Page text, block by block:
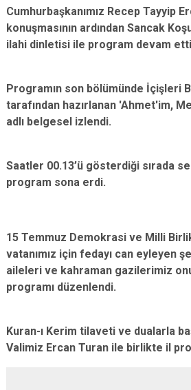
Cumhurbaşkanımız Recep Tayyip
konuşmasının ardından Sancak
ilahi dinletisi ile program devam
Programın son bölümünde İçişleri
tarafından hazırlanan 'Ahmet'im,
adlı belgesel izlendi.
Saatler 00.13’ü gösterdiği sırada
program sona erdi.
15 Temmuz Demokrasi ve Milli
vatanımız için fedayı can eyleyen
aileleri ve kahraman gazilerimiz
programı düzenlendi.
Kuran-ı Kerim tilaveti ve dualarla
Valimiz Ercan Turan ile birlikte il